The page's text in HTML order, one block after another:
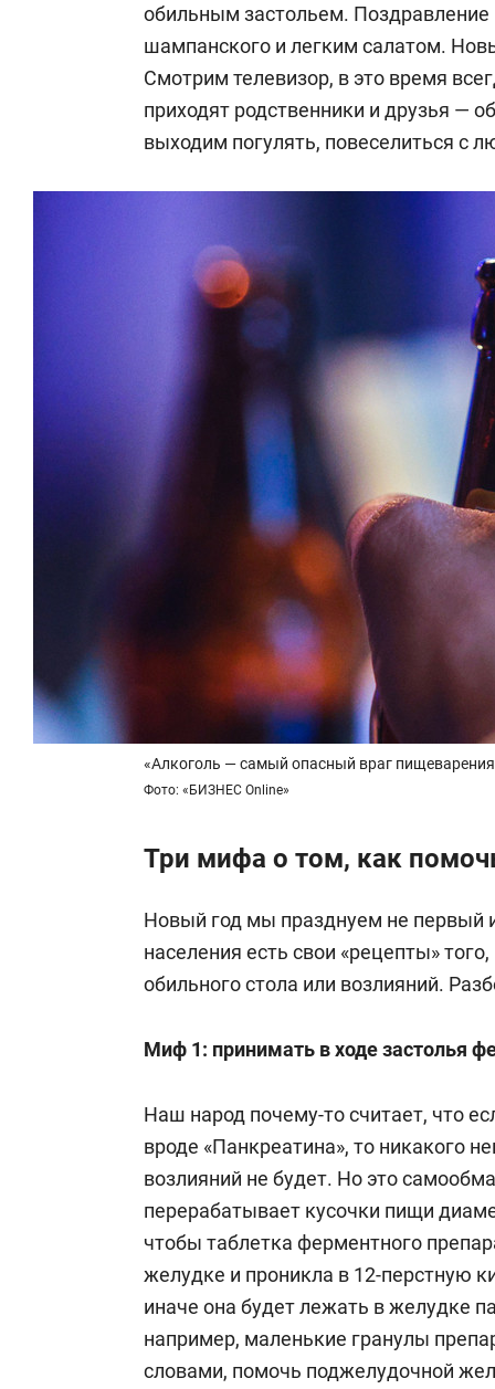
обильным застольем.
шампанского и легким салатом.
Смотрим телевизор, в это время
приходят родственники и друзья —
выходим погулять, повеселиться с
«Алкоголь — самый опасный враг
Фото: «БИЗНЕС Online»
Три мифа о том, как
Новый год мы празднуем не первый
населения есть свои «рецепты»
обильного стола или возлияний.
Миф 1: принимать в ходе застолья
Наш народ почему-то считает, что
вроде «Панкреатина», то никакого
возлияний не будет. Но это
перерабатывает кусочки пищи
чтобы таблетка ферментного
желудке и проникла в 12-перстную
иначе она будет лежать в желудке
например, маленькие гранулы
словами, помочь поджелудочной